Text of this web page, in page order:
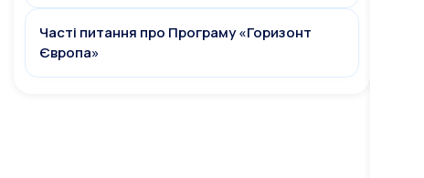
Часті питання про Програму «Горизонт
Європа»